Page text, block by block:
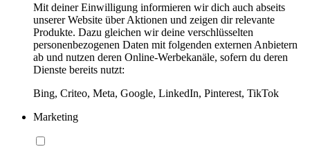
Mit deiner Einwilligung informieren wir dich auch abseits
unserer Website über Aktionen und zeigen dir relevante
Produkte. Dazu gleichen wir deine verschlüsselten
personenbezogenen Daten mit folgenden externen Anbietern
ab und nutzen deren Online-Werbekanäle, sofern du deren
Dienste bereits nutzt:
Bing, Criteo, Meta, Google, LinkedIn, Pinterest, TikTok
Marketing